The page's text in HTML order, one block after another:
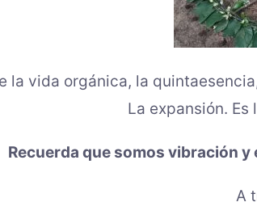
la vida orgánica, la
La expansión.
Recuerda que somos vibración
A